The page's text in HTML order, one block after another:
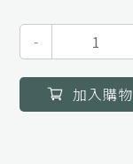
-
加入購